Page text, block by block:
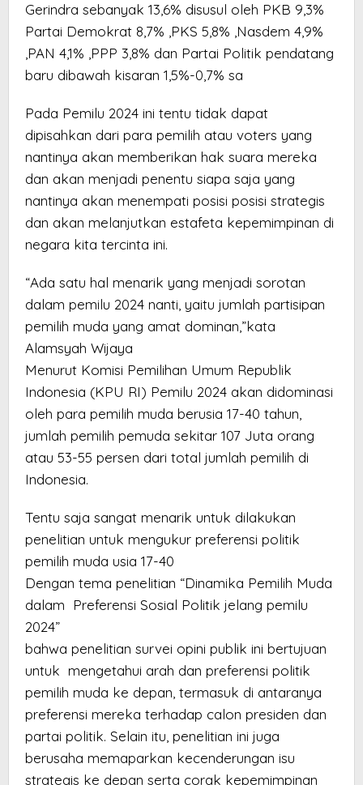
Gerindra sebanyak 13,6% disusul oleh PKB 9,3%
Partai Demokrat 8,7% ,PKS 5,8% ,Nasdem 4,9%
,PAN 4,1% ,PPP 3,8% dan Partai Politik pendatang
baru dibawah kisaran 1,5%-0,7% sa
Pada Pemilu 2024 ini tentu tidak dapat
dipisahkan dari para pemilih atau voters yang
nantinya akan memberikan hak suara mereka
dan akan menjadi penentu siapa saja yang
nantinya akan menempati posisi posisi strategis
dan akan melanjutkan estafeta kepemimpinan di
negara kita tercinta ini.
“Ada satu hal menarik yang menjadi sorotan
dalam pemilu 2024 nanti, yaitu jumlah partisipan
pemilih muda yang amat dominan,”kata
Alamsyah Wijaya
Menurut Komisi Pemilihan Umum Republik
Indonesia (KPU RI) Pemilu 2024 akan didominasi
oleh para pemilih muda berusia 17-40 tahun,
jumlah pemilih pemuda sekitar 107 Juta orang
atau 53-55 persen dari total jumlah pemilih di
Indonesia.
Tentu saja sangat menarik untuk dilakukan
penelitian untuk mengukur preferensi politik
pemilih muda usia 17-40
Dengan tema penelitian “Dinamika Pemilih Muda
dalam Preferensi Sosial Politik jelang pemilu
2024”
bahwa penelitian survei opini publik ini bertujuan
untuk mengetahui arah dan preferensi politik
pemilih muda ke depan, termasuk di antaranya
preferensi mereka terhadap calon presiden dan
partai politik. Selain itu, penelitian ini juga
berusaha memaparkan kecenderungan isu
strategis ke depan serta corak kepemimpinan